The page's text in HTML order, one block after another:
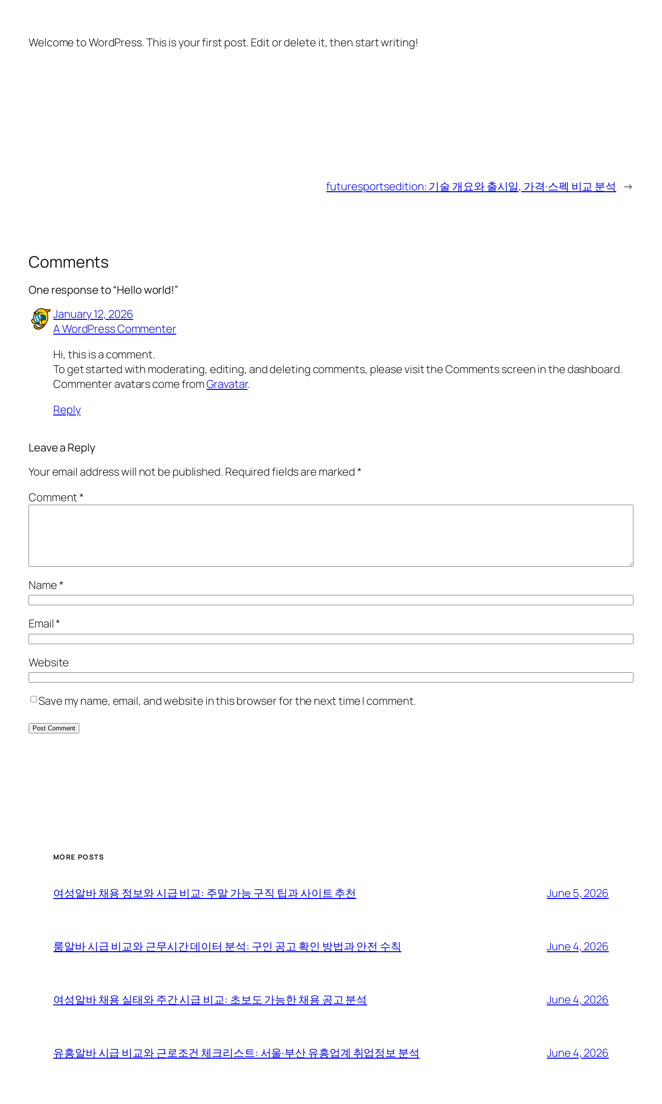
Welcome to WordPress. This is your first post. Edit or delete it, then start writing!
futuresportsedition: 기술 개요와 출시일, 가격·스펙 비교 분석 →
Comments
One response to “Hello world!”
January 12, 2026
A WordPress Commenter
Hi, this is a comment.
To get started with moderating, editing, and deleting comments, please visit the Comments screen in the dashboard.
Commenter avatars come fromGravatar.
Reply
Leave a Reply
Your email address will not be published. Required fields are marked*
Comment*
Name*
Email*
Website
Save my name, email, and website in this browser for the next time I comment.
MORE POSTS
여성알바 채용 정보와 시급 비교: 주말 가능 구직 팁과 사이트 추천 June 5, 2026
룸알바 시급 비교와 근무시간 데이터 분석: 구인 공고 확인 방법과 안전 수칙 June 4, 2026
여성알바 채용 실태와 주간 시급 비교: 초보도 가능한 채용 공고 분석 June 4, 2026
유흥알바 시급 비교와 근로조건 체크리스트: 서울·부산 유흥업계 취업정보 분석 June 4, 2026